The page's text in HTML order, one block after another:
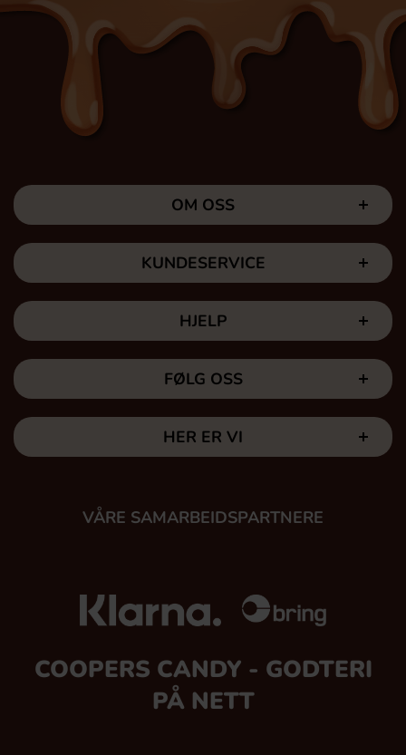
OM OSS
KUNDESERVICE
HJELP
FØLG OSS
HER ER VI
VÅRE SAMARBEIDSPARTNERE
COOPERS CANDY - GODTERI
PÅ NETT